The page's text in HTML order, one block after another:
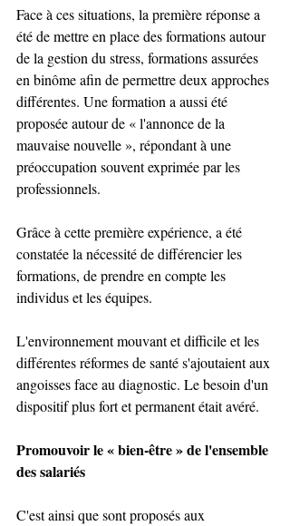
Face à ces situations, la première réponse a
été de mettre en place des formations autour
de la gestion du stress, formations assurées
en binôme afin de permettre deux approches
différentes. Une formation a aussi été
proposée autour de « l'annonce de la
mauvaise nouvelle », répondant à une
préoccupation souvent exprimée par les
professionnels.
Grâce à cette première expérience, a été
constatée la nécessité de différencier les
formations, de prendre en compte les
individus et les équipes.
L'environnement mouvant et difficile et les
différentes réformes de santé s'ajoutaient aux
angoisses face au diagnostic. Le besoin d'un
dispositif plus fort et permanent était avéré.
Promouvoir le « bien-être » de l'ensemble
des salariés
C'est ainsi que sont proposés aux